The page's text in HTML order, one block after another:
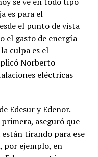
es para el
el punto de vista
el gasto de energía
culpa es el
Norberto
eléctricas
Edesur y Edenor.
aseguró que
tirando para ese
por ejemplo, en